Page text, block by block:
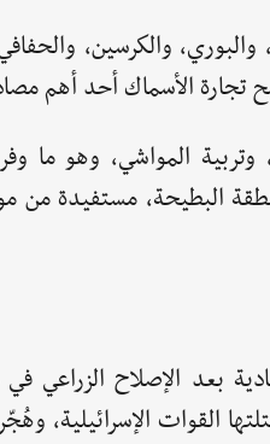
والكرسين،
تجارة الأسماك أحد أهم
المواشي، وهو ما
البطيحة، مستفيدة من
بعد الإصلاح الزراعي
ازدهارها، بعدما احتلتها القوات